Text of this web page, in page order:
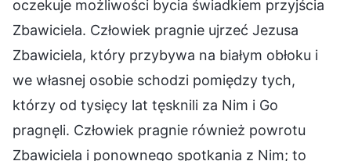
oczekuje możliwości bycia świadkiem przyjścia
Zbawiciela. Człowiek pragnie ujrzeć Jezusa
Zbawiciela, który przybywa na białym obłoku i
we własnej osobie schodzi pomiędzy tych,
którzy od tysięcy lat tęsknili za Nim i Go
pragnęli. Człowiek pragnie również powrotu
Zbawiciela i ponownego spotkania z Nim; to